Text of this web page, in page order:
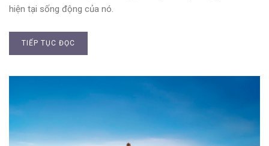
hiện tại sống động của nó.
TIẾP TỤC ĐỌC